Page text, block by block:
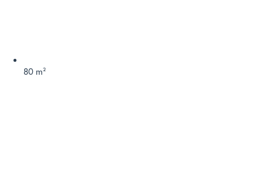
80 m²